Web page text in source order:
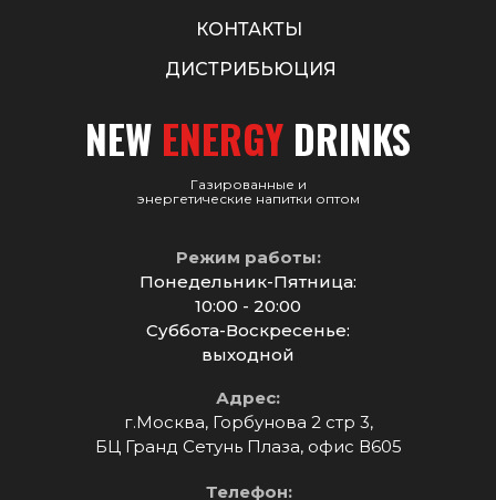
NEW ENERGY DRINKS
Адрес:
г.Москва, Горбунова 2 стр 3,
БЦ Гранд Сетунь Плаза, офис В605
Телефон:
ДИСТРИБЬЮЦИЯ
КОНТАКТЫ
Режим работы:
Понедельник-Пятница:
10:00 - 20:00
Суббота-Воскресенье:
выходной
Газированные и
энергетические напитки оптом